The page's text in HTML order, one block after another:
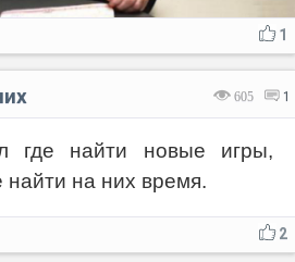
1
605 1
где найти новые игры,
найти на них время.
2